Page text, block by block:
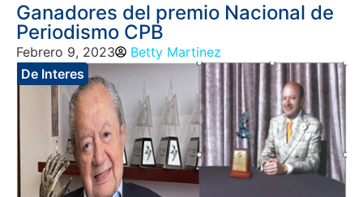
Ganadores del premio Nacional de
Periodismo CPB
Febrero 9, 2023
Betty Martinez
De Interes